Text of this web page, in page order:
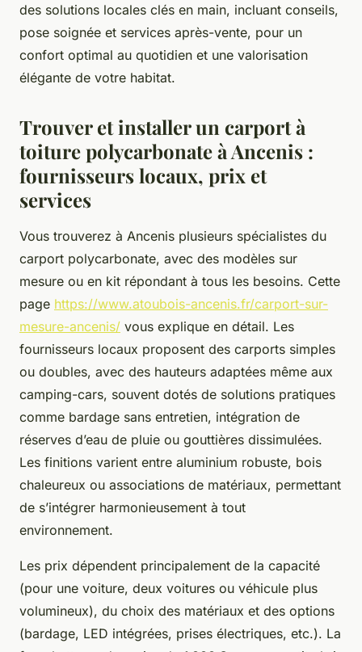
des solutions locales clés en main, incluant conseils,
pose soignée et services après-vente, pour un
confort optimal au quotidien et une valorisation
élégante de votre habitat.
Trouver et installer un carport à
toiture polycarbonate à Ancenis :
fournisseurs locaux, prix et
services
Vous trouverez à Ancenis plusieurs spécialistes du
carport polycarbonate, avec des modèles sur
mesure ou en kit répondant à tous les besoins. Cette
page https://www.atoubois-ancenis.fr/carport-sur-
mesure-ancenis/ vous explique en détail. Les
fournisseurs locaux proposent des carports simples
ou doubles, avec des hauteurs adaptées même aux
camping-cars, souvent dotés de solutions pratiques
comme bardage sans entretien, intégration de
réserves d’eau de pluie ou gouttières dissimulées.
Les finitions varient entre aluminium robuste, bois
chaleureux ou associations de matériaux, permettant
de s’intégrer harmonieusement à tout
environnement.
Les prix dépendent principalement de la capacité
(pour une voiture, deux voitures ou véhicule plus
volumineux), du choix des matériaux et des options
(bardage, LED intégrées, prises électriques, etc.). La